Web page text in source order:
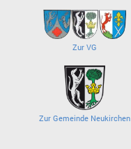
Zur VG
Zur Gemeinde Neukirchen